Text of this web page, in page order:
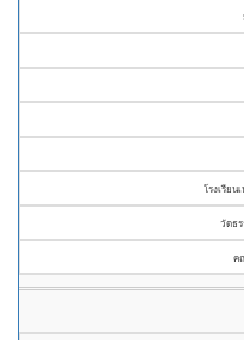
โรงเรียน
วัดธ
ค